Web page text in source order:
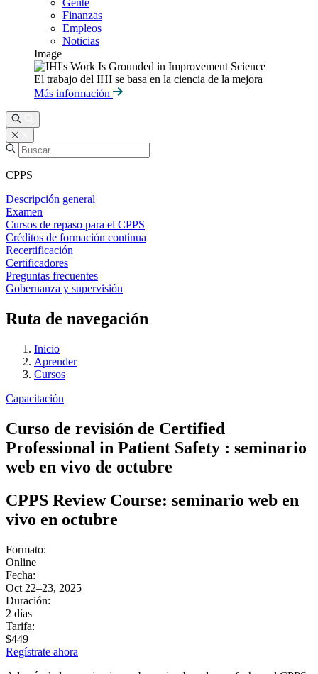
Gente
Finanzas
Empleos
Noticias
Image
El trabajo del IHI se basa en la ciencia de la mejora
Más información
CPPS
Descripción general
Examen
Cursos de repaso para el CPPS
Créditos de formación continua
Recertificación
Certificadores
Preguntas frecuentes
Gobernanza y supervisión
Ruta de navegación
Inicio
Aprender
Cursos
Capacitación
Curso de revisión de Certified
Professional in Patient Safety : seminario
web en vivo de octubre
CPPS Review Course: seminario web en
vivo en octubre
Formato:
Online
Fecha:
Oct 22–23, 2025
Duración:
2 días
Tarifa:
$449
Regístrate ahora